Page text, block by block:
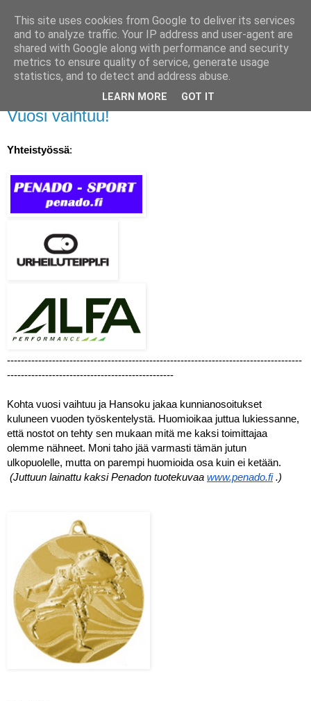
Hansoku
Kilpajudon erikoissivusto
perjantai 30. joulukuuta 2016
Vuosi vaihtuu!
Yhteistyössä:
-------------------------------------------------------------------------------------
------------------------------------------------
Kohta vuosi vaihtuu ja Hansoku jakaa kunnianosoitukset
kuluneen vuoden työskentelystä. Huomioikaa juttua lukiessanne,
että nostot on tehty sen mukaan mitä me kaksi toimittajaa
olemme nähneet. Moni taho jää varmasti tämän jutun
ulkopuolelle, mutta on parempi huomioida osa kuin ei ketään.
(Juttuun lainattu kaksi Penadon tuotekuvaa www.penado.fi .)
This site uses cookies from Google to deliver its services
and to analyze traffic. Your IP address and user-agent are
shared with Google along with performance and security
metrics to ensure quality of service, generate usage
statistics, and to detect and address abuse.
LEARN MORE GOT IT